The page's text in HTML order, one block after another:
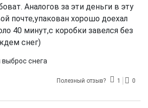
Аналогов за эти деньги в эту
почте,упакован хорошо доехал
40 минут,с коробки завелся без
снег)
снега
Полезный отзыв? 1 0